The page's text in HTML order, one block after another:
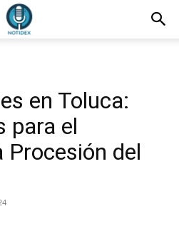
en Toluca:
para el
del